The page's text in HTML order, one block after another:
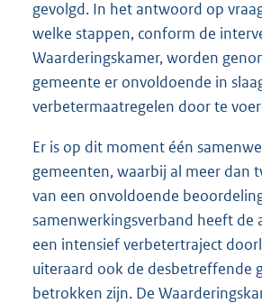
gevolgd. In het antwoord op
welke stappen, conform de
Waarderingskamer, worden
gemeente er onvoldoende in
verbetermaatregelen door te
Er is op dit moment één
gemeenten, waarbij al meer dan
van een onvoldoende
samenwerkingsverband heeft de
een intensief verbetertraject
uiteraard ook de desbetreffende
betrokken zijn. De